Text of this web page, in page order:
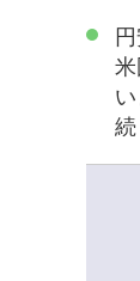
続